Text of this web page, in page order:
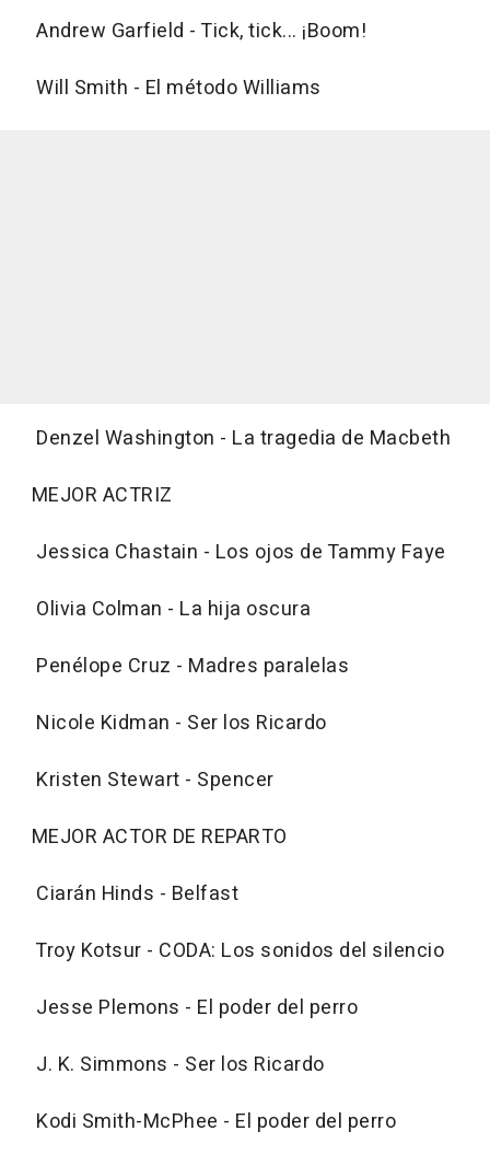
Andrew Garfield - Tick, tick... ¡Boom!
Will Smith - El método Williams
Denzel Washington - La tragedia de Macbeth
MEJOR ACTRIZ
Jessica Chastain - Los ojos de Tammy Faye
Olivia Colman - La hija oscura
Penélope Cruz - Madres paralelas
Nicole Kidman - Ser los Ricardo
Kristen Stewart - Spencer
MEJOR ACTOR DE REPARTO
Ciarán Hinds - Belfast
Troy Kotsur - CODA: Los sonidos del silencio
Jesse Plemons - El poder del perro
J. K. Simmons - Ser los Ricardo
Kodi Smith-McPhee - El poder del perro